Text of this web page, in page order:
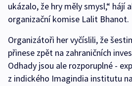
ukázalo, že hry měly smysl,“ hájí
organizační komise Lalit Bhanot.
Organizátoři her vyčíslili, že
přinese zpět na zahraničních
Odhady jsou ale rozporuplné -
z indického Imagindia institutu